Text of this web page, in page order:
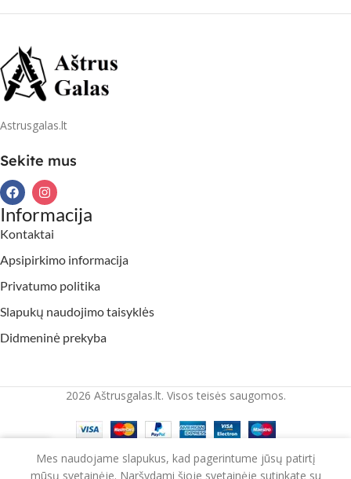
Astrusgalas.lt
Sekite mus
Informacija
Kontaktai
Apsipirkimo informacija
Privatumo politika
Slapukų naudojimo taisyklės
Didmeninė prekyba
2026 Aštrusgalas.lt. Visos teisės saugomos.
Krepšelis
Mes naudojame slapukus, kad pagerintume jūsų patirtį
mūsų svetainėje. Naršydami šioje svetainėje sutinkate su